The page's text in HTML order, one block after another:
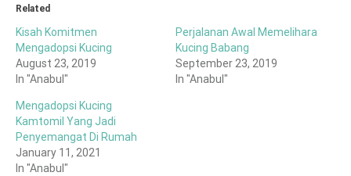
window)
Related
Kisah Komitmen
Mengadopsi Kucing
August 23, 2019
In "Anabul"
Perjalanan Awal Memelihara
Kucing Babang
September 23, 2019
In "Anabul"
Mengadopsi Kucing
Kamtomil Yang Jadi
Penyemangat Di Rumah
January 11, 2021
In "Anabul"